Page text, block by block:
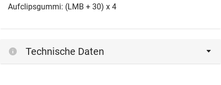
Aufclipsgummi: (LMB + 30) x 4
Technische Daten